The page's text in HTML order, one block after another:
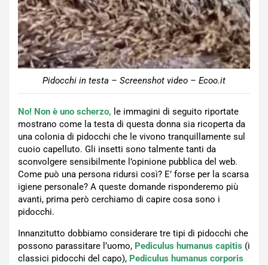
Pidocchi in testa – Screenshot video – Ecoo.it
No! Non è uno scherzo, le immagini di seguito riportate
mostrano come la testa di questa donna sia ricoperta da
una colonia di pidocchi che le vivono tranquillamente sul
cuoio capelluto. Gli insetti sono talmente tanti da
sconvolgere sensibilmente l’opinione pubblica del web.
Come può una persona ridursi così? E’ forse per la scarsa
igiene personale? A queste domande risponderemo più
avanti, prima però cerchiamo di capire cosa sono i
pidocchi.
Innanzitutto dobbiamo considerare tre tipi di pidocchi che
possono parassitare l’uomo, Pediculus humanus capitis (i
classici pidocchi del capo), Pediculus humanus corporis